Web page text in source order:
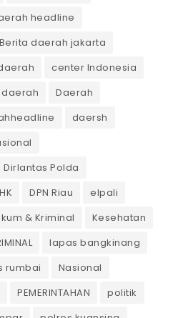
headline
Berita daerah jakarta
center Indonesia
daerah
Daerah
daersh
Dirlantas Polda
DPN Riau
elpali
& Kriminal
Kesehatan
lapas bangkinang
rumbai
Nasional
PEMERINTAHAN
politik